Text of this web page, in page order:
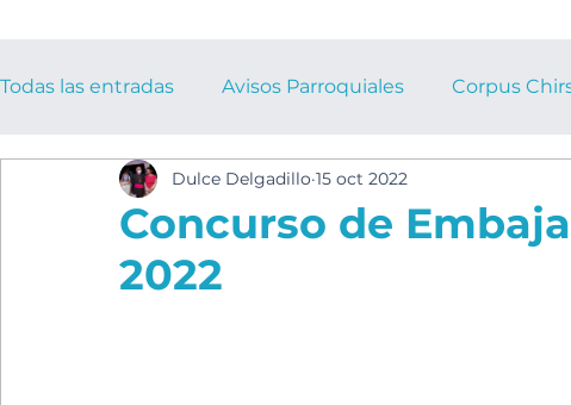
Todas las entradas Avisos Parroquiales Corpus
Catecismo Semana Santa 2023
Concurso de
2022
Dulce Delgadillo 15 oct 2022